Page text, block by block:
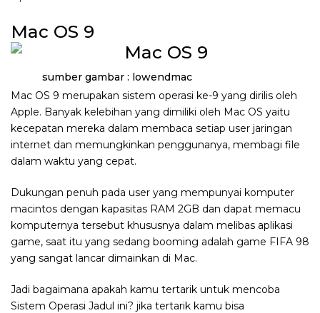
Mac OS 9
sumber gambar : lowendmac
Mac OS 9 merupakan sistem operasi ke-9 yang dirilis oleh
Apple. Banyak kelebihan yang dimiliki oleh Mac OS yaitu
kecepatan mereka dalam membaca setiap user jaringan
internet dan memungkinkan penggunanya, membagi file
dalam waktu yang cepat.
Dukungan penuh pada user yang mempunyai komputer
macintos dengan kapasitas RAM 2GB dan dapat memacu
komputernya tersebut khususnya dalam melibas aplikasi
game, saat itu yang sedang booming adalah game FIFA 98
yang sangat lancar dimainkan di Mac.
Jadi bagaimana apakah kamu tertarik untuk mencoba
Sistem Operasi Jadul ini? jika tertarik kamu bisa